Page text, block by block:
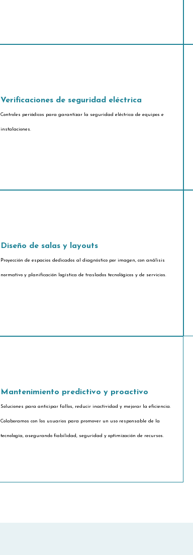
Verificaciones de seguridad eléctrica
Controles periódicos para garantizar la seguridad eléctrica de equipos e
instalaciones.
Diseño de salas y layouts
Proyección de espacios dedicados al diagnóstico por imagen, con análisis
normativo y planificación logística de traslados tecnológicos y de servicios.
Mantenimiento predictivo y proactivo
Soluciones para anticipar fallos, reducir inactividad y mejorar la eficiencia.
Colaboramos con los usuarios para promover un uso responsable de la
tecnología, asegurando fiabilidad, seguridad y optimización de recursos.